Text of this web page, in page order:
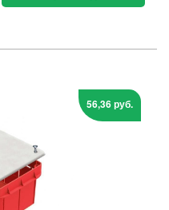
56,36 руб.